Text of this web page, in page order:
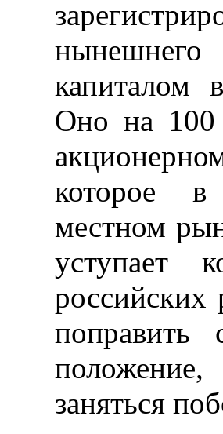
капиталом
Оно на 100
которое
местном
уступает
поправить
заняться